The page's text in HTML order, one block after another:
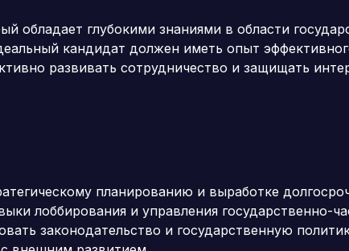
глубокими знаниями в области
кандидат должен иметь опыт
развивать сотрудничество и защищать
планированию и выработке
лоббирования и управления государственно-
законодательство и государственную